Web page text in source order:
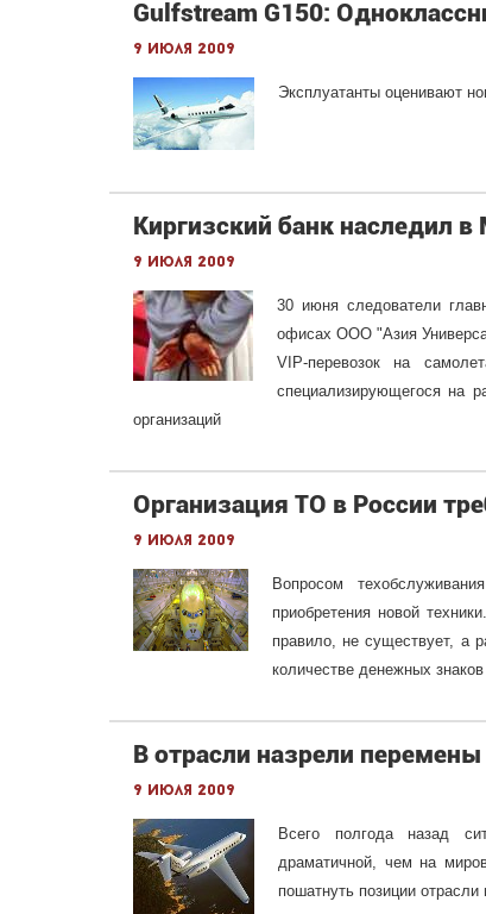
Gulfstream G150:
9 июля 2009
Эксплуатанты оценивают
Киргизский банк наследил в
9 июля 2009
30 июня следователи
офисах ООО "Азия
VIP-перевозок на
специализирующегося на
организаций
Организация ТО в России
9 июля 2009
Вопросом
приобретения новой
правило, не существует, а
количестве денежных знаков
В отрасли назрели перемены
9 июля 2009
Всего полгода назад
драматичной, чем на
пошатнуть позиции